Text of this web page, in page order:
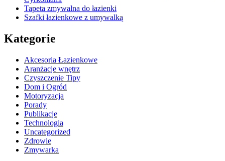
Tapeta zmywalna do łazienki
Szafki łazienkowe z umywalką
Kategorie
Akcesoria Łazienkowe
Aranżacje wnętrz
Czyszczenie Tipy
Dom i Ogród
Motoryzacja
Porady
Publikacje
Technologia
Uncategorized
Zdrowie
Zmywarka